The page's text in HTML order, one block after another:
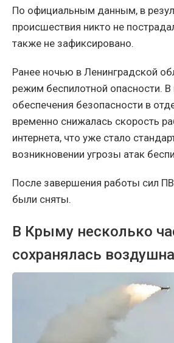
По официальным данным, в
происшествия никто не
также не зафиксировано.
Ранее ночью в Ленинградской
режим беспилотной опасности. В
обеспечения безопасности в
временно снижалась скорость
интернета, что уже стало
возникновении угрозы атак
После завершения работы сил
были сняты.
В Крыму несколько
сохранялась